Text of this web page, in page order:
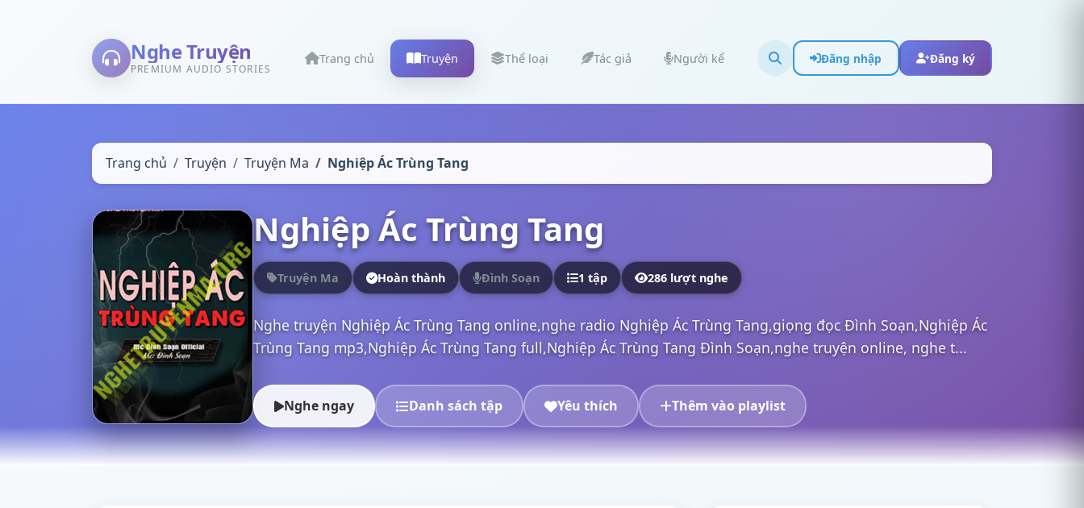
Nghe Truyện
PREMIUM AUDIO STORIES
Trang chủ Truyện Thể loại Tác giả Người kể Đăng nhập Đăng ký
Trang chủ Truyện Truyện Ma Nghiệp Ác Trùng Tang
Nghiệp Ác Trùng Tang
Truyện Ma Hoàn thành Đình Soạn 1 tập 286 lượt nghe
Nghe truyện Nghiệp Ác Trùng Tang online,nghe radio Nghiệp Ác Trùng Tang,giọng đọc Đình Soạn,Nghiệp Ác
Trùng Tang mp3,Nghiệp Ác Trùng Tang full,Nghiệp Ác Trùng Tang Đình Soạn,nghe truyện online, nghe t...
Nghe ngay Danh sách tập Yêu thích Thêm vào playlist